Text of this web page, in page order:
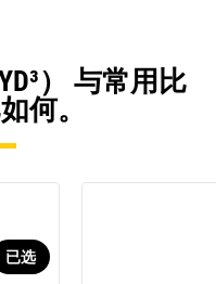
） 与常用比
何。
已选